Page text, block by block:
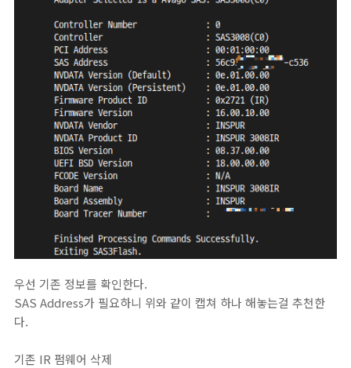
우선 기존 정보를 확인한다.
SAS Address가 필요하니 위와 같이 캡쳐 하나 해놓는걸 추천한
다.
기존 IR 펌웨어 삭제